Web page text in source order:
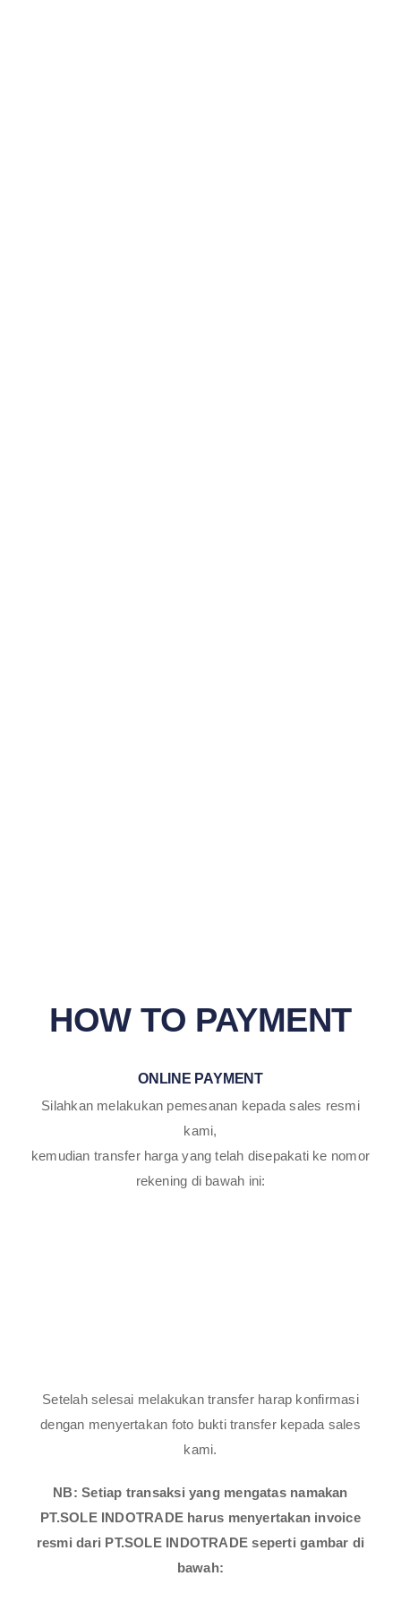
HOW TO PAYMENT
ONLINE PAYMENT
Silahkan melakukan pemesanan kepada sales resmi
kami,
kemudian transfer harga yang telah disepakati ke nomor
rekening di bawah ini:
Setelah selesai melakukan transfer harap konfirmasi
dengan menyertakan foto bukti transfer kepada sales
kami.
NB: Setiap transaksi yang mengatas namakan
PT.SOLE INDOTRADE harus menyertakan invoice
resmi dari PT.SOLE INDOTRADE seperti gambar di
bawah: